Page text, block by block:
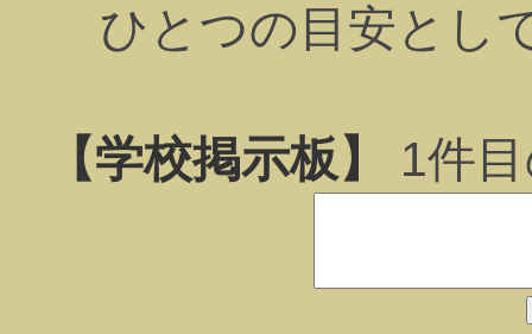
ひとつの目安とし
【学校掲示板】 1件